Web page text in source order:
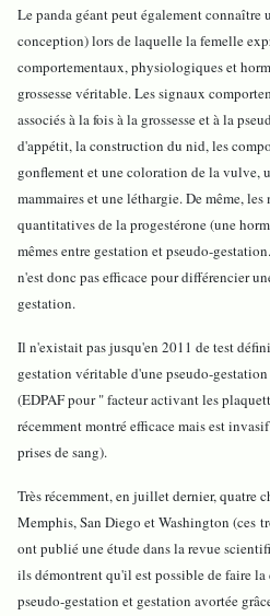
Le panda géant peut également connaître
conception) lors de laquelle la femelle
comportementaux, physiologiques et
grossesse véritable. Les signaux
associés à la fois à la grossesse et à la
d'appétit, la construction du nid, les
gonflement et une coloration de la vulve,
mammaires et une léthargie. De même,
quantitatives de la progestérone (une
mêmes entre gestation et pseudo-
n'est donc pas efficace pour différencier
gestation.
Il n'existait pas jusqu'en 2011 de test
gestation véritable d'une pseudo-
(EDPAF pour " facteur activant les
récemment montré efficace mais est
prises de sang).
Très récemment, en juillet dernier, quatre
Memphis, San Diego et Washington (ces
ont publié une étude dans la revue
ils démontrent qu'il est possible de faire
pseudo-gestation et gestation avortée